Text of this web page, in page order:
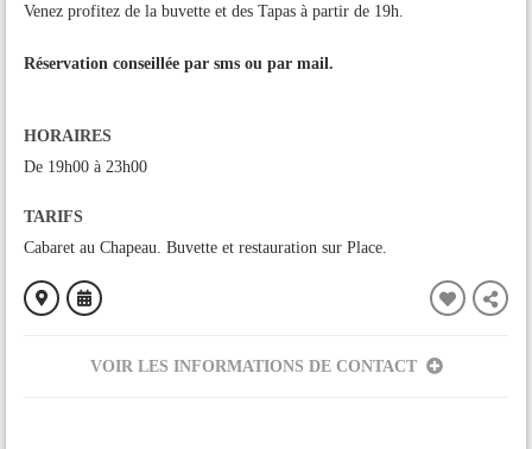
Venez profitez de la buvette et des Tapas à partir de 19h.
Réservation conseillée par sms ou par mail.
HORAIRES
De 19h00 à 23h00
TARIFS
Cabaret au Chapeau. Buvette et restauration sur Place.
VOIR LES INFORMATIONS DE CONTACT